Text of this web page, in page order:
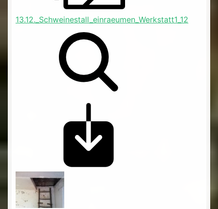
13.12._Schweinestall_einraeumen_Werkstatt1_12